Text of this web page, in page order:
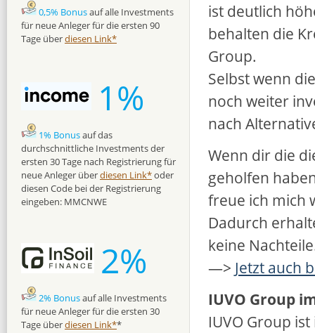
ist deutlich
behalten die
Group.
Selbst wenn
noch weiter
nach
Wenn dir die
geholfen
freue ich mich
Dadurch
keine
—> Jetzt auch
IUVO Group
IUVO Group
0,5% Bonusauf alle Investments
für neue Anleger für die ersten 90
Tage überdiesen Link*
1%
1% Bonusauf das
durchschnittliche Investments der
ersten 30 Tage nach Registrierung für
neue Anleger überdiesen Link*oder
diesen Code bei der Registrierung
eingeben: MMCNWE
2%
2% Bonusauf alle Investments
für neue Anleger für die ersten 30
Tage überdiesen Link**